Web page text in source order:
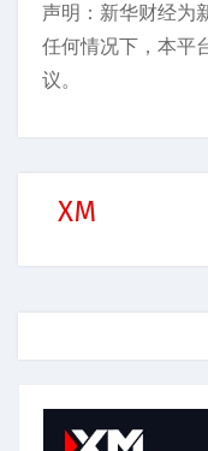
声明：新华财经为
任何情况下，本平
议。
XM